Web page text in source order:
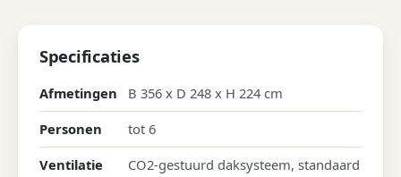
Specificaties
Afmetingen
B 356 x D 248 x H 224 cm
Personen
tot 6
Ventilatie
CO2-gestuurd daksysteem, standaard